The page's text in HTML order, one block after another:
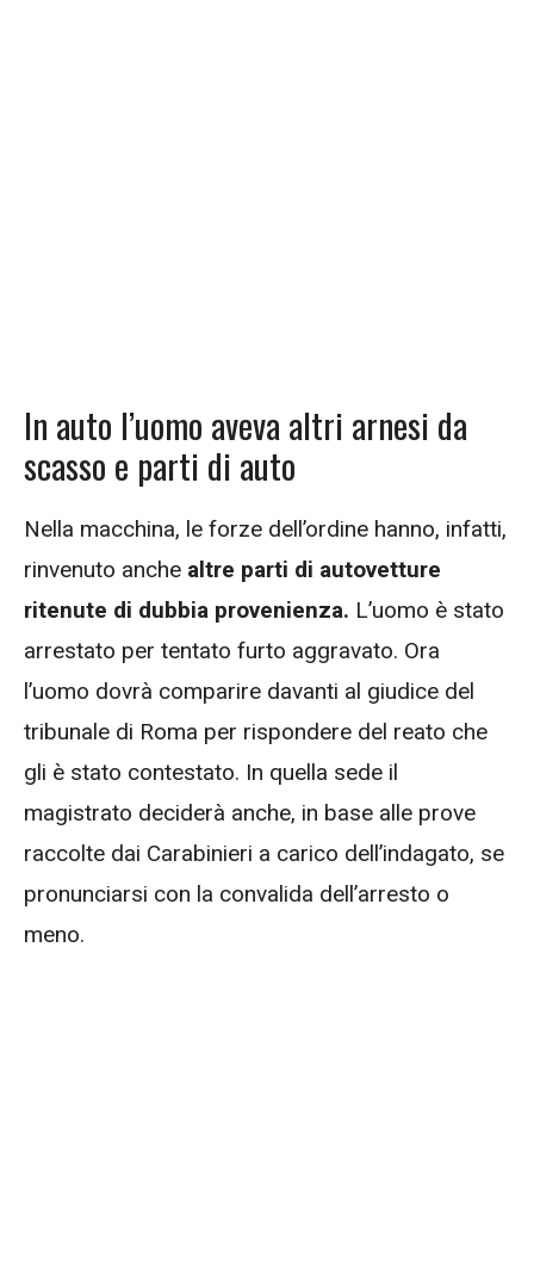
In auto l’uomo aveva altri arnesi da
scasso e parti di auto
Nella macchina, le forze dell’ordine hanno, infatti,
rinvenuto anche altre parti di autovetture
ritenute di dubbia provenienza. L’uomo è stato
arrestato per tentato furto aggravato. Ora
l’uomo dovrà comparire davanti al giudice del
tribunale di Roma per rispondere del reato che
gli è stato contestato. In quella sede il
magistrato deciderà anche, in base alle prove
raccolte dai Carabinieri a carico dell’indagato, se
pronunciarsi con la convalida dell’arresto o
meno.